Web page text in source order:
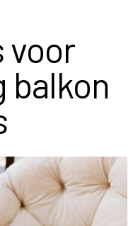
voor
balkon